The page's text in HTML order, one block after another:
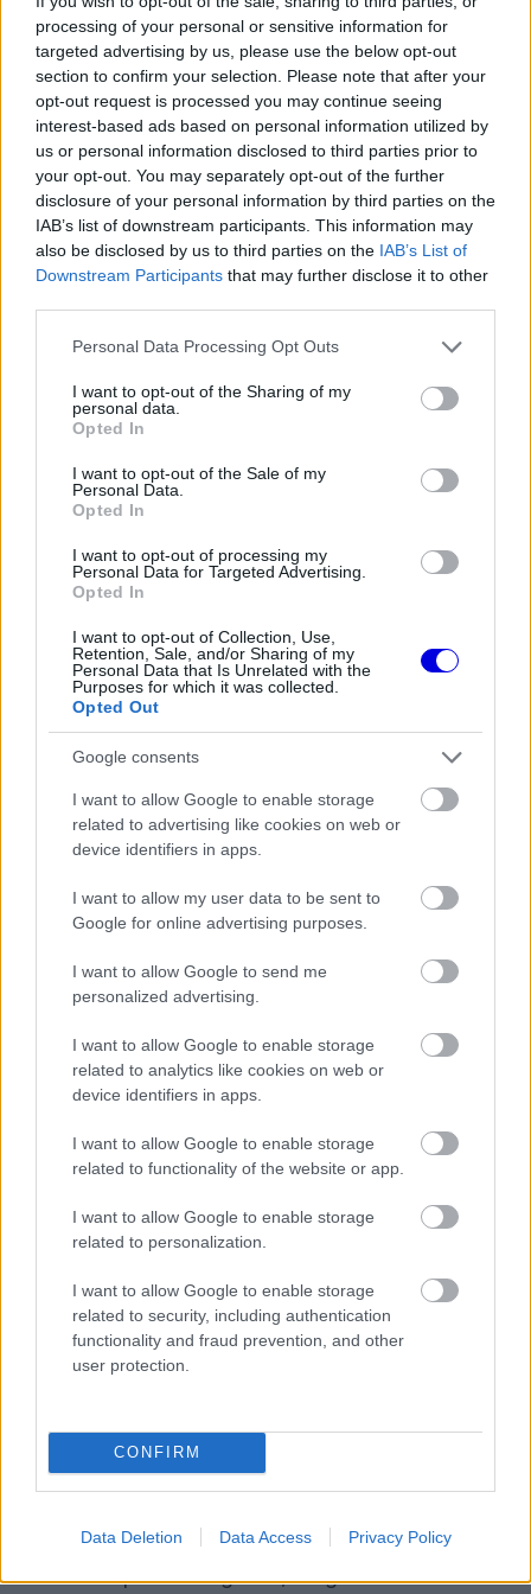
processing of your personal or sensitive information for
targeted advertising by us, please use the below opt-out
section to confirm your selection. Please note that after your
opt-out request is processed you may continue seeing
interest-based ads based on personal information utilized by
us or personal information disclosed to third parties prior to
your opt-out. You may separately opt-out of the further
disclosure of your personal information by third parties on the
IAB’s list of downstream participants. This information may
also be disclosed by us to third parties on the IAB’s List of
Downstream Participants that may further disclose it to other
Please note that this website/app uses one or more Google
not limited to your visit or usage behaviour. You may click to
grant or deny consent to Google and its third-party tags to
use your data for below specified purposes in below Google
consent section.
Personal Data Processing Opt Outs
I want to opt-out of the Sharing of my
personal data.
Opted In
I want to opt-out of the Sale of my
Personal Data.
Opted In
I want to opt-out of processing my
Personal Data for Targeted Advertising.
Opted In
I want to opt-out of Collection, Use,
Retention, Sale, and/or Sharing of my
Personal Data that Is Unrelated with the
Purposes for which it was collected.
Opted Out
Google consents
I want to allow Google to enable storage
related to advertising like cookies on web or
device identifiers in apps.
I want to allow my user data to be sent to
Google for online advertising purposes.
I want to allow Google to send me
personalized advertising.
I want to allow Google to enable storage
related to analytics like cookies on web or
device identifiers in apps.
I want to allow Google to enable storage
related to functionality of the website or app.
I want to allow Google to enable storage
related to personalization.
I want to allow Google to enable storage
related to security, including authentication
functionality and fraud prevention, and other
user protection.
CONFIRM
Data Deletion Data Access Privacy Policy
window.
Russell a rádión keresztül jelezte mérnökének,
Marcus Dudley-nak, hogy próbálják meg úgy
időzíteni a kivezető körét, hogy Verstappen mögé
kerüljön. „Próbáljatok Verstappen mögé tenni,
mondta a brit pilóta, aki végül a negyedik
bajnokesélyes mögött.
EZEKET IS AJÁNLJUK
FORMA-1
Fájdalmas döntésre készül a Red
Bankot robbanthat a Ferrari Max
Verstappen megszerzéséért
Adrian Newey tiszta vizet öntött a
pohárba Fernando Alonso jövőjéről
versenyzője később elismerte, hogy
a kérés inkább egy burkolt üzenet volt a Red Bull
felé, hátha belefér náluk egy kis stratégiai
segítség.
„Szükségük van valakire, aki ott van a sűrűjében”
– mondta a Channel 4-nak. „Reálisan nézve ma
nem volt meg a tempónk, szóval ez inkább egy
finom célzás volt a Red Bullnak. Nem jött be, de
a negyedik hely jó kiindulópont a holnapi
Verstappennek mindenesetre nem volt szüksége
külső segítségre, hogy megszerezze a pole
pozíciót. Az első Q3-as gyorskörén viszont
valóban kapott támogatást, méghozzá